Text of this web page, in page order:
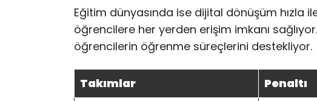
Eğitim dünyasında ise dijital dönüşüm hızla
öğrencilere her yerden erişim imkanı
öğrencilerin öğrenme süreçlerini destekliyor.
Takımlar Penaltı